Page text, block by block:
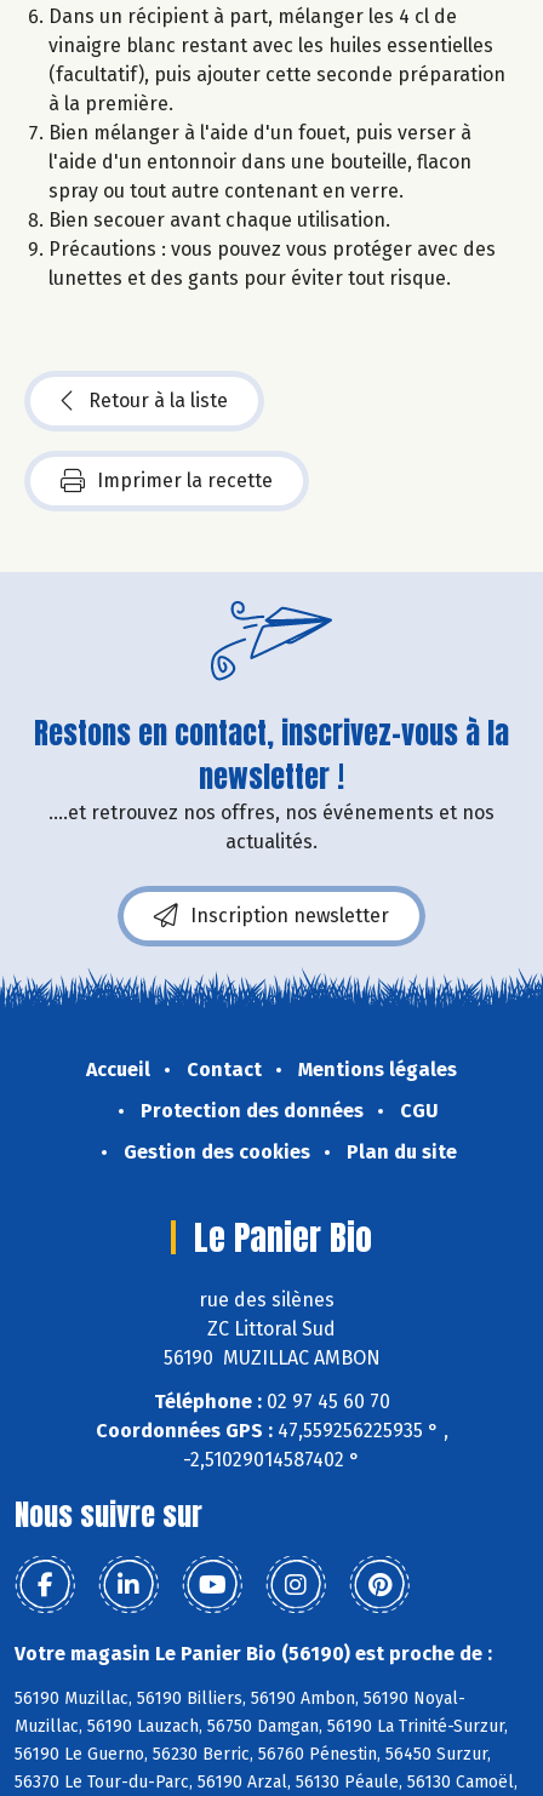
Dans un récipient à part, mélanger les 4 cl de
vinaigre blanc restant avec les huiles essentielles
(facultatif), puis ajouter cette seconde préparation
à la première.
Bien mélanger à l'aide d'un fouet, puis verser à
l'aide d'un entonnoir dans une bouteille, flacon
spray ou tout autre contenant en verre.
Bien secouer avant chaque utilisation.
Précautions : vous pouvez vous protéger avec des
lunettes et des gants pour éviter tout risque.
Retour à la liste
Imprimer la recette
Restons en contact, inscrivez-vous à la
newsletter !
....et retrouvez nos offres, nos événements et nos
actualités.
Inscription newsletter
Accueil Contact
Mentions légales
Protection des données
CGU
Gestion des cookies
Plan du site
Le Panier Bio
rue des silènes
ZC Littoral Sud
56190 MUZILLAC AMBON
Téléphone :02 97 45 60 70
Coordonnées GPS :47,559256225935 ° ,
-2,51029014587402 °
Nous suivre sur
Votre magasin Le Panier Bio (56190) est proche de :
56190 Muzillac, 56190 Billiers, 56190 Ambon, 56190 Noyal-
Muzillac, 56190 Lauzach, 56750 Damgan, 56190 La Trinité-Surzur,
56190 Le Guerno, 56230 Berric, 56760 Pénestin, 56450 Surzur,
56370 Le Tour-du-Parc, 56190 Arzal, 56130 Péaule, 56130 Camoël,